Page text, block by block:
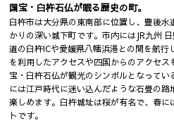
国宝・臼杵石仏が眠る歴史の町。
臼杵市は大分県の東南部に位置し、豊後
かりの深い城下町です。市内にはJR九州
道の臼杵ICや愛媛県八幡浜港との間を航
を利用したアクセスや四国からのアクセ
宝・臼杵石仏が観光のシンボルとなって
には江戸時代に迷い込んだような石畳の
楽しめます。臼杵城址は桜が有名で、春
トです。